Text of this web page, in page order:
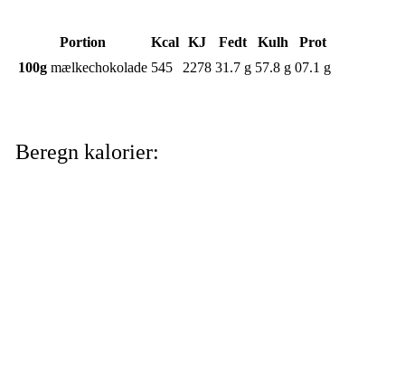
Portion Kcal KJ Fedt Kulh
Prot
100gmælkechokolade 545 2278 31.7 g 57.8 g 07.1 g
Beregn kalorier: